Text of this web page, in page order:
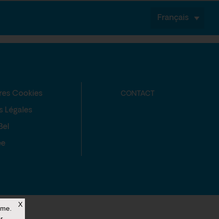
Français
Cookies
Légales
CONTACT
X